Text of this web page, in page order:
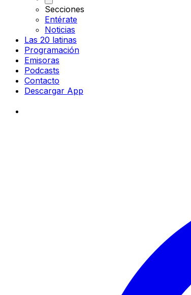
Secciones
Entérate
Noticias
Las 20 latinas
Programación
Emisoras
Podcasts
Contacto
Descargar App